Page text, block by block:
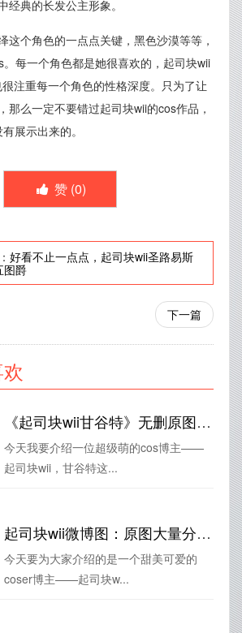
经典的长发公主形象。
这个角色的一点点关键，黑色沙漠等等，
每一个角色都是她很喜欢的，起司块wii
注重每一个角色的性格深度。只为了让
那么一定不要错过起司块wii的cos作品，
展示出来的。
赞 (0)
好看不止一点点，起司块wii圣路易斯
图爵
下一篇
《起司块wii甘谷特》无删原图：享受细节之美。
今天我要介绍一位超级萌的cos博主——
起司块wii，甘谷特这...
起司块wii微博图：原图大量分享，让你尽享摄影之美
今天要为大家介绍的是一个甜美可爱的
coser博主——起司块w...